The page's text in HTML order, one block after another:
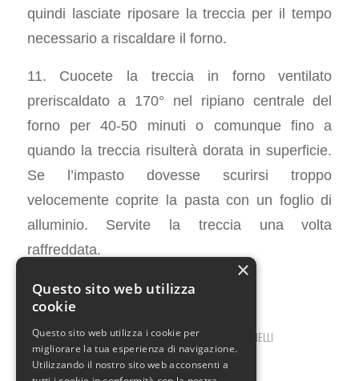
quindi lasciate riposare la treccia per il tempo
necessario a riscaldare il forno.
11. Cuocete la treccia in forno ventilato
preriscaldato a 170° nel ripiano centrale del
forno per 40-50 minuti o comunque fino a
quando la treccia risulterà dorata in superficie.
Se l’impasto dovesse scurirsi troppo
velocemente coprite la pasta con un foglio di
alluminio. Servite la treccia una volta
raffreddata.
GIUGNO 29, 2026 / 0 COMMENTI / DA ILARIA BERTINELLI
×
Questo sito web utilizza
cookie
Questo sito web utilizza i cookie per
migliorare la tua esperienza di navigazione.
Utilizzando il nostro sito web acconsenti a